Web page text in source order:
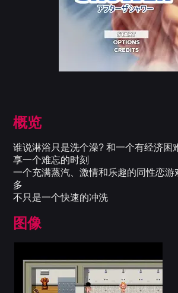
概览
谁说淋浴只是洗个澡? 和一个有经济困
享一个难忘的时刻
一个充满蒸汽、激情和乐趣的同性恋游
多
不只是一个快速的冲洗
图像